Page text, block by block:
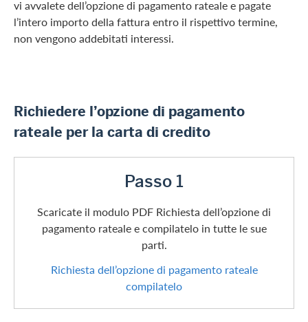
vi avvalete dell’opzione di pagamento rateale e pagate
l’intero importo della fattura entro il rispettivo termine,
non vengono addebitati interessi.
Richiedere l’opzione di pagamento
rateale per la carta di credito
Passo 1
Scaricate il modulo PDF Richiesta dell’opzione di
pagamento rateale e compilatelo in tutte le sue
parti.
Richiesta dell’opzione di pagamento rateale
compilatelo